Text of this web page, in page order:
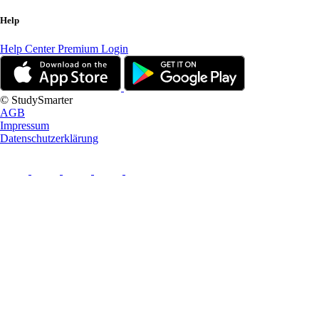
Help
Help CenterPremium Login
© StudySmarter
AGB
Impressum
Datenschutzerklärung